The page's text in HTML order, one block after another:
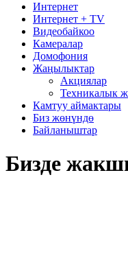
Интернет
Интернет + TV
Видеобайкоо
Камералар
Домофония
Жаңылыктар
Акциялар
Техникалык
Камтуу аймактары
Биз жөнүндө
Байланыштар
Бизде